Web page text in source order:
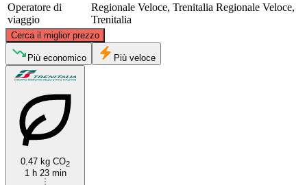
Operatore di
viaggio
Regionale Veloce, Trenitalia Regionale Veloce,
Trenitalia
Cerca il miglior prezzo
Più economico Più veloce
0.47 kg CO2
1 h 23 min